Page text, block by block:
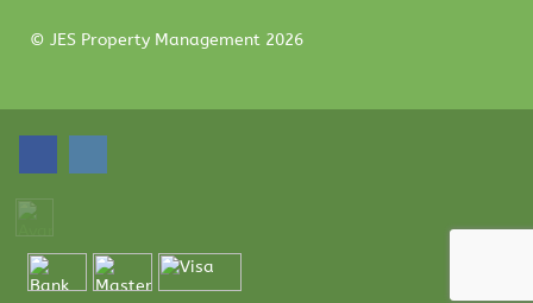
© JES Property Management 2026